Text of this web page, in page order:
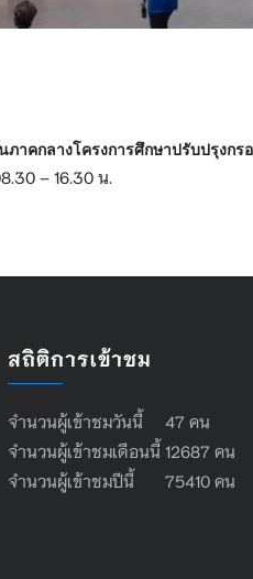
าคกลางโครงการศึกษาปรับปรุง
– 16.30 น.
สถิติการเข้าชม
จำนวนผู้เข้าชมวันนี้ 47 คน
จำนวนผู้เข้าชมเดือนนี้ 12687 คน
จำนวนผู้เข้าชมปีนี้ 75410 คน